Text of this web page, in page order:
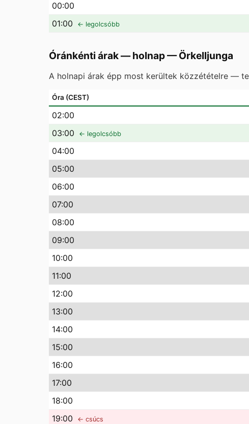
00:00
01:00 ← legolcsóbb
Óránkénti árak — holnap—Örkelljunga
A holnapi árak épp most kerültek közzétételre —
Óra (CEST)
02:00
03:00 ← legolcsóbb
04:00
05:00
06:00
07:00
08:00
09:00
10:00
11:00
12:00
13:00
14:00
15:00
16:00
17:00
18:00
19:00 ← csúcs